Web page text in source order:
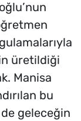
üretildiği
Manisa
bu
geleceğin